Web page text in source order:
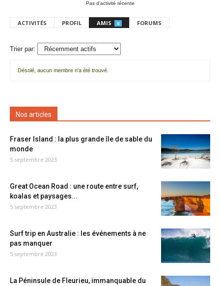
Pas d’activité récente
ACTIVITÉS PROFIL AMIS 0 FORUMS
Trier par:
amis
Désolé, aucun membre n'a été trouvé.
Nos articles
Fraser Island : la plus grande île de sable du
monde
5 septembre 2023
Great Ocean Road : une route entre surf,
koalas et paysages...
5 septembre 2023
Surf trip en Australie : les événements à ne
pas manquer
5 septembre 2023
La Péninsule de Fleurieu, immanquable du